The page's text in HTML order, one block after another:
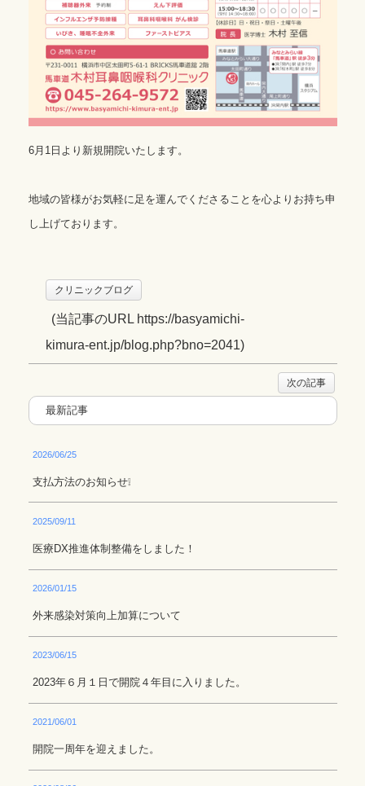
6月1日より新規開院いたします。
地域の皆様がお気軽に足を運んでくださることを心よりお持ち申
し上げております。
クリニックブログ
(当記事のURL https://basyamichi-
kimura-ent.jp/blog.php?bno=2041)
次の記事
最新記事
2026/06/25
支払方法のお知らせ❕
2025/09/11
医療DX推進体制整備をしました！
2026/01/15
外来感染対策向上加算について
2023/06/15
2023年６月１日で開院４年目に入りました。
2021/06/01
開院一周年を迎えました。